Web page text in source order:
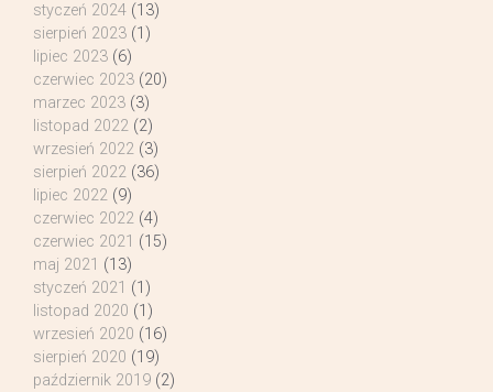
styczeń 2024 (13)
sierpień 2023 (1)
lipiec 2023 (6)
czerwiec 2023 (20)
marzec 2023 (3)
listopad 2022 (2)
wrzesień 2022 (3)
sierpień 2022 (36)
lipiec 2022 (9)
czerwiec 2022 (4)
czerwiec 2021 (15)
maj 2021 (13)
styczeń 2021 (1)
listopad 2020 (1)
wrzesień 2020 (16)
sierpień 2020 (19)
październik 2019 (2)